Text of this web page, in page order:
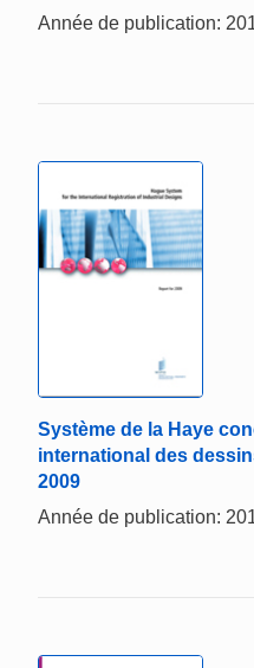
Année de publication:
Système de la Haye
international des
2009
Année de publication: